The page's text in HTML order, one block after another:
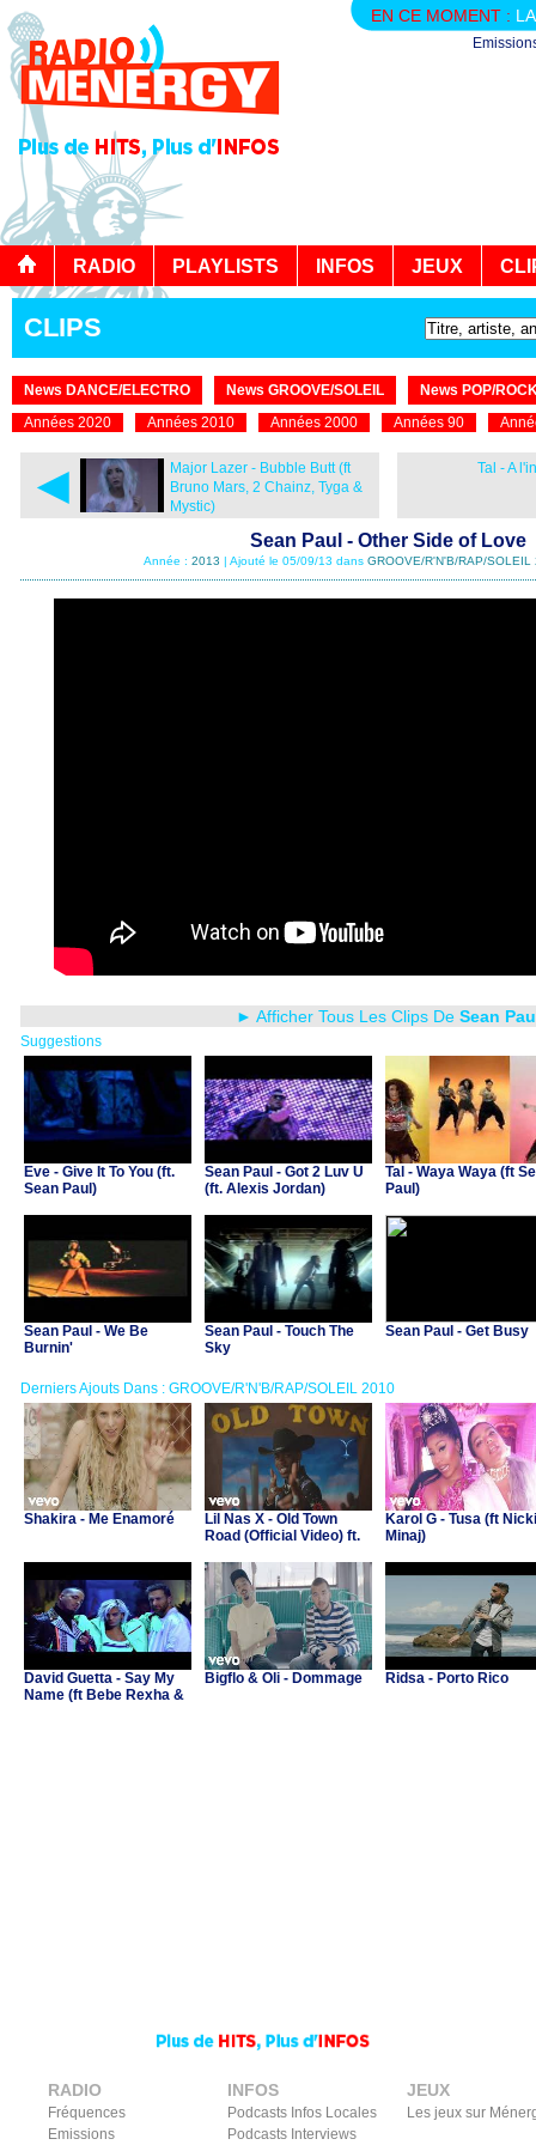
EN CE MOMENT :
RADIO PLAYLISTS INFOS JEUX
CLIPS
News DANCE/ELECTRO News GROOVE/SOLEIL
News POP/
Années 2020
Années 2010 Années 2000 Années 90
◄
Major Lazer - Bubble Butt (ft
Bruno Mars, 2 Chainz, Tyga &
Mystic)
Tal - A
Sean Paul - Other Side of Love
Année : 2013 | Ajouté le 05/09/13 dans GROOVE/R'N'B/RAP/SOLEIL
► Afficher Tous Les Clips De Sean
Suggestions
Eve - Give It To You (ft.
Sean Paul)
Sean Paul - Got 2 Luv U
(ft. Alexis Jordan)
Tal - Waya Waya (ft
Paul)
Sean Paul - We Be
Burnin'
Sean Paul - Touch The
Sky
Sean Paul - Get Busy
Derniers Ajouts Dans : GROOVE/R'N'B/RAP/SOLEIL 2010
Shakira - Me Enamoré
Lil Nas X - Old Town
Road (Official Video) ft.
Karol G - Tusa (ft Nicki
Minaj)
David Guetta - Say My
Name (ft Bebe Rexha &
Bigflo & Oli - Dommage Ridsa - Porto Rico
RADIO
Fréquences
Emissions
INFOS
Podcasts Infos Locales
Podcasts Interviews
JEUX
Les jeux sur